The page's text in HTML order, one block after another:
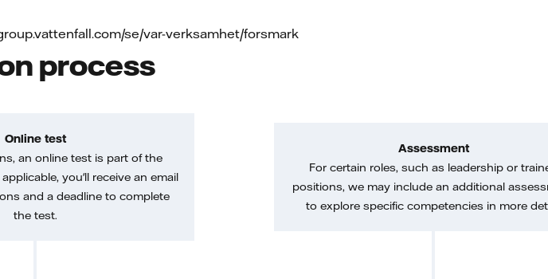
se/var-verksamhet/forsmark
process
Online test
an online test is part of the
you'll receive an email
and a deadline to complete
the test.
Assessment
For certain roles, such as leadership or
positions, we may include an additional
to explore specific competencies in more